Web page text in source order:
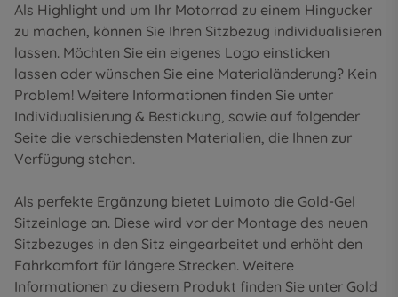
Als Highlight und um Ihr Motorrad zu einem Hingucker
zu machen, können Sie Ihren Sitzbezug individualisieren
lassen. Möchten Sie ein eigenes Logo einsticken
lassen oder wünschen Sie eine Materialänderung? Kein
Problem! Weitere Informationen finden Sie unter
Individualisierung & Bestickung, sowie auf folgender
Seite die verschiedensten Materialien, die Ihnen zur
Verfügung stehen.
Als perfekte Ergänzung bietet Luimoto die Gold-Gel
Sitzeinlage an. Diese wird vor der Montage des neuen
Sitzbezuges in den Sitz eingearbeitet und erhöht den
Fahrkomfort für längere Strecken. Weitere
Informationen zu diesem Produkt finden Sie unter Gold